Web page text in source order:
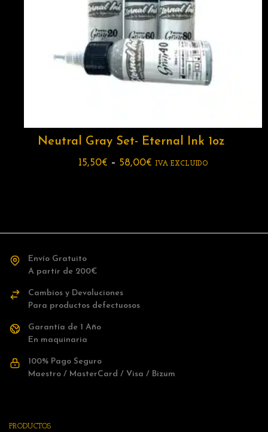
Neutral Gray Set- Eternal Ink 1oz
15,50€ – 58,00€ IVA EXCLUIDO
Envío Gratuito
A partir de 200€
Cambios y Devoluciones
Para productos defectuosos
Garantía de 1 Año
En maquinaria
100% Pago Seguro
Maestro / MasterCard / Visa / Bizum
PRODUCTOS